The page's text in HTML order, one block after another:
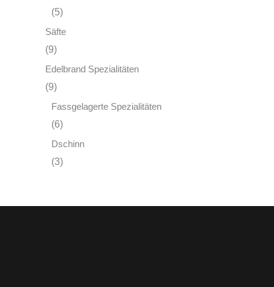
(5)
Säfte
(9)
Edelbrand Spezialitäten
(9)
Fassgelagerte Spezialitäten
(6)
Dschinn
(3)